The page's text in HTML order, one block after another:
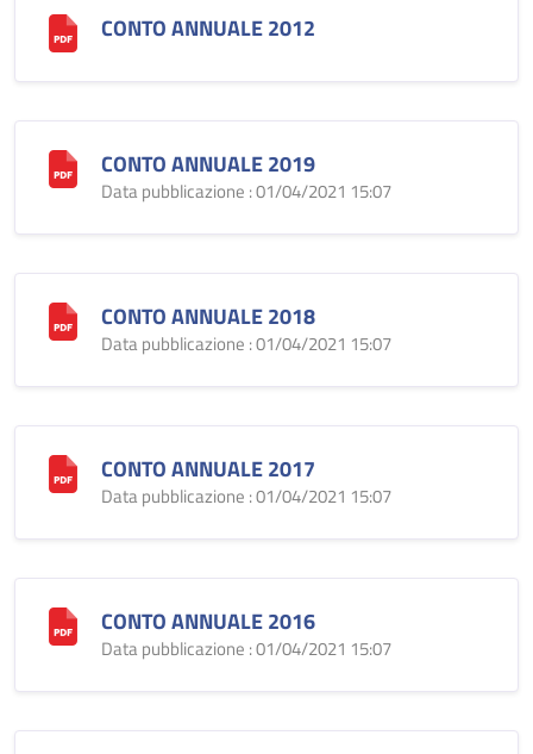
CONTO ANNUALE 2012
CONTO ANNUALE 2019
Data pubblicazione : 01/04/2021 15:07
CONTO ANNUALE 2018
Data pubblicazione : 01/04/2021 15:07
CONTO ANNUALE 2017
Data pubblicazione : 01/04/2021 15:07
CONTO ANNUALE 2016
Data pubblicazione : 01/04/2021 15:07